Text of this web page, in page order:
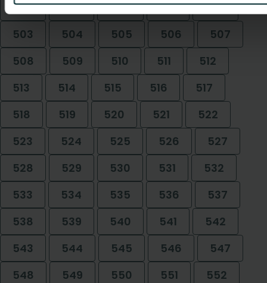
498
499 500 501
502
503
504 505 506
507
508
509 510 511
512
513
514 515 516
517
518
519 520 521
522
523
524 525 526
527
528
529 530 531
532
533
534 535 536
537
538
539 540 541
542
543
544 545 546
547
548
549 550 551
552